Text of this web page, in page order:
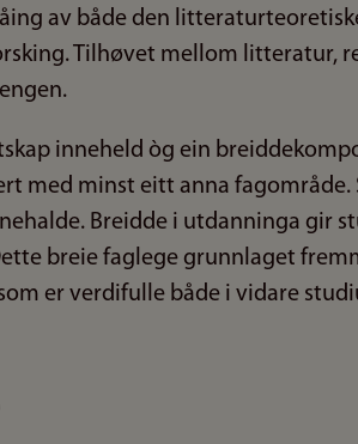
av både den
Tilhøvet mellom litteratur,
inneheld òg ein
med minst eitt anna
Breidde i utdanninga gir
breie faglege grunnlaget
er verdifulle både i vidare